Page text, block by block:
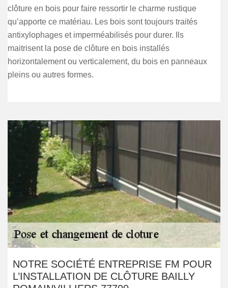
clôture en bois pour faire ressortir le charme rustique
qu’apporte ce matériau. Les bois sont toujours traités
antixylophages et imperméabilisés pour durer. Ils
maitrisent la pose de clôture en bois installés
horizontalement ou verticalement, du bois en panneaux
pleins ou autres formes.
NOTRE SOCIÉTÉ ENTREPRISE FM POUR
L’INSTALLATION DE CLÔTURE BAILLY